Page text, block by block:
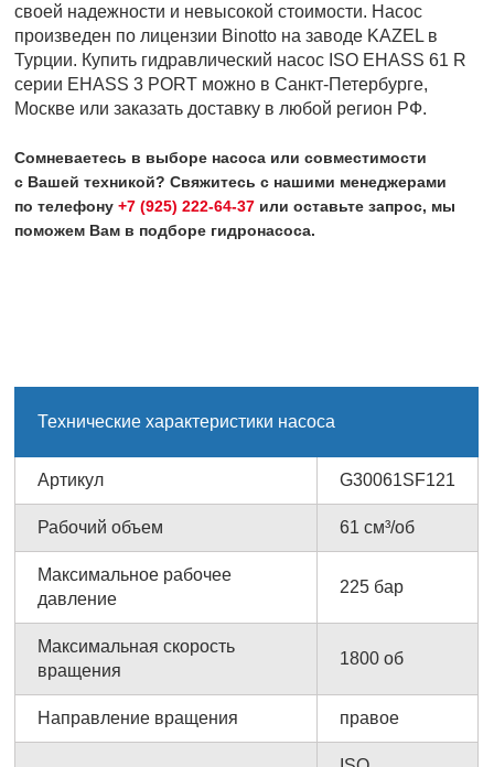
своей надежности и невысокой стоимости. Насос
произведен по лицензии Binotto на заводе KAZEL в
Турции. Купить гидравлический насос ISO EHASS 61 R
серии EHASS 3 PORT можно в Санкт-Петербурге,
Москве или заказать доставку в любой регион РФ.
Сомневаетесь в выборе насоса или совместимости
с Вашей техникой? Свяжитесь с нашими менеджерами
по телефону+7 (925) 222-64-37 или оставьте запрос, мы
поможем Вам в подборе гидронасоса.
Технические характеристики насоса
Артикул G30061SF121
Рабочий объем 61 см³/об
Максимальное рабочее
давление
225 бар
Максимальная скорость
вращения
1800 об
Направление вращения правое